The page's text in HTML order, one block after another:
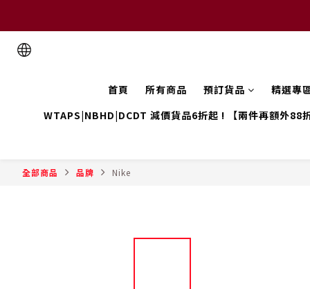
首頁 所有商品 預訂貨品
精選專
WTAPS|NBHD|DCDT 減價貨品6折起 ! 【兩件再額外88
全部商品 品牌 Nike